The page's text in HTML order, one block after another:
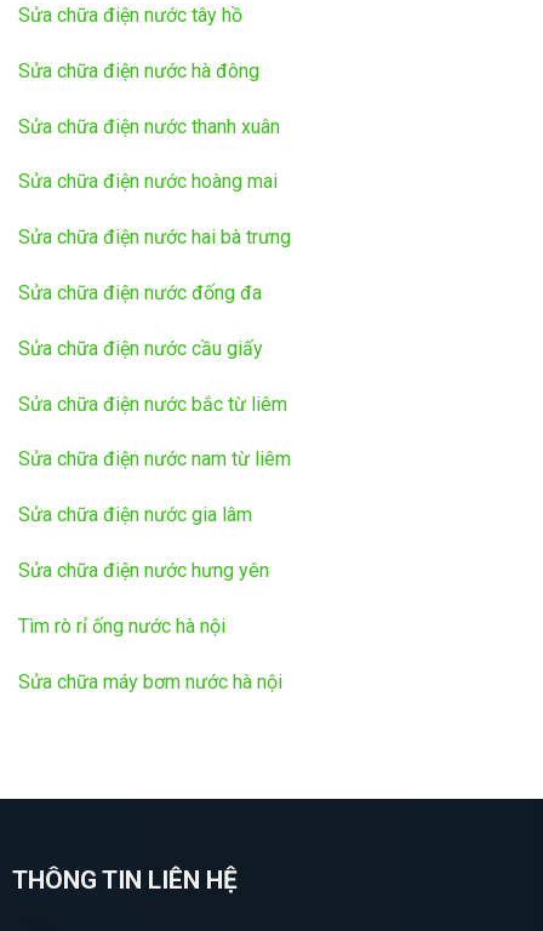
Sửa chữa điện nước tây hồ
Sửa chữa điện nước hà đông
Sửa chữa điện nước thanh xuân
Sửa chữa điện nước hoàng mai
Sửa chữa điện nước hai bà trưng
Sửa chữa điện nước đống đa
Sửa chữa điện nước cầu giấy
Sửa chữa điện nước bắc từ liêm
Sửa chữa điện nước nam từ liêm
Sửa chữa điện nước gia lâm
Sửa chữa điện nước hưng yên
Tìm rò rỉ ống nước hà nội
Sửa chữa máy bơm nước hà nội
THÔNG TIN LIÊN HỆ